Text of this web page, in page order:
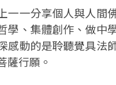
一一分享個人與人間
學、集體創作、做中
感動的是聆聽覺具法
薩行願。